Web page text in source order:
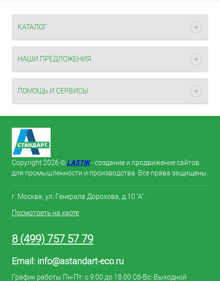
КАТАЛОГ
НАШИ ПРЕДЛОЖЕНИЯ
ПОМОЩЬ И СЕРВИСЫ
Copyright 2026 © LASTIK- создание и продвижение сайтов
для промышленности и производства. Все права защищены.
г. Москва, ул. Генерала Дорохова, д.10 "А".
Посмотреть на карте
8 (499) 757 57 79
Email: info@astandart-eco.ru
График работы Пн-Пт: с 9:00 до 18:00 Сб-Вс: Выходной